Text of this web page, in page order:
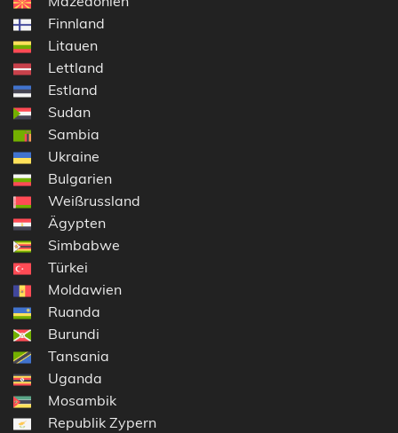
Finnland
Litauen
Lettland
Estland
Sudan
Sambia
Ukraine
Bulgarien
Weißrussland
Ägypten
Simbabwe
Türkei
Moldawien
Ruanda
Burundi
Tansania
Uganda
Mosambik
Republik Zypern